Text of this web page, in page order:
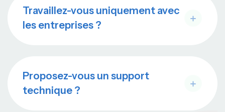
Travaillez-vous uniquement avec
les entreprises ?
Proposez-vous un support
technique ?